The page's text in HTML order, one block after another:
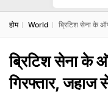
होम World ब्रिटिश सेना के
ब्रिटिश सेना के
गिरफ्तार,